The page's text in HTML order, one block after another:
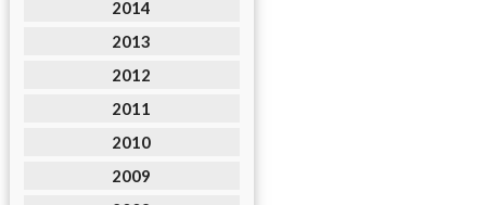
2014
2013
2012
2011
2010
2009